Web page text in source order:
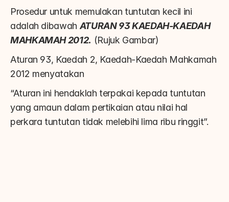
Prosedur untuk memulakan tuntutan kecil ini
adalah dibawah ATURAN 93 KAEDAH-KAEDAH
MAHKAMAH 2012. (Rujuk Gambar)
Aturan 93, Kaedah 2, Kaedah-Kaedah Mahkamah
2012 menyatakan
“Aturan ini hendaklah terpakai kepada tuntutan
yang amaun dalam pertikaian atau nilai hal
perkara tuntutan tidak melebihi lima ribu ringgit”.